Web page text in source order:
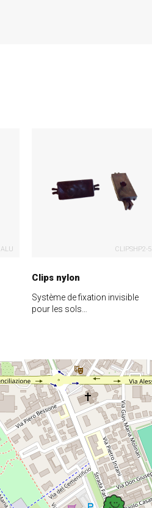
ALU CLIPSHP2-5
Clips nylon
Système de fixation invisible
pour les sols…